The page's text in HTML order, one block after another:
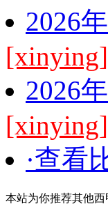
2026
[xinying]
2026
[xinying]
·查看
本站为你推荐其他西